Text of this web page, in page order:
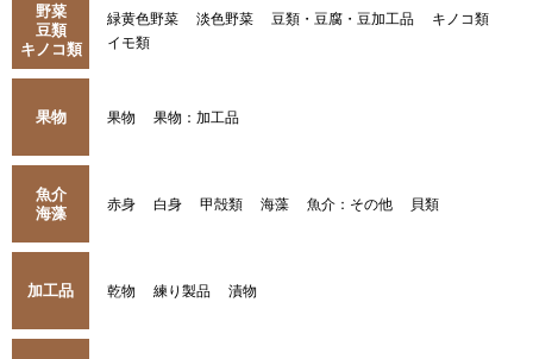
野菜
豆類
キノコ類
緑黄色野菜 淡色野菜 豆類・豆腐・豆加工品
キノコ類
イモ類
果物 果物 果物：加工品
魚介
海藻
赤身 白身 甲殻類 海藻 魚介：その他 貝類
加工品 乾物 練り製品 漬物